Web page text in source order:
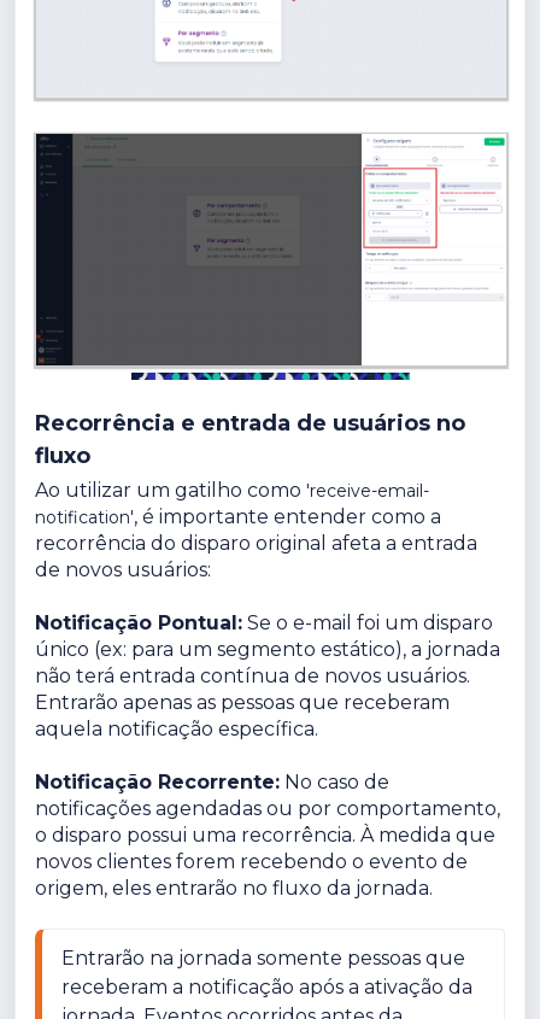
Recorrência e entrada de usuários no
fluxo
Ao utilizar um gatilho como 'receive-email-
notification', é importante entender como a
recorrência do disparo original afeta a entrada
de novos usuários:
Notificação Pontual: Se o e-mail foi um disparo
único (ex: para um segmento estático), a jornada
não terá entrada contínua de novos usuários.
Entrarão apenas as pessoas que receberam
aquela notificação específica.
Notificação Recorrente: No caso de
notificações agendadas ou por comportamento,
o disparo possui uma recorrência. À medida que
novos clientes forem recebendo o evento de
origem, eles entrarão no fluxo da jornada.
Entrarão na jornada somente pessoas que
receberam a notificação após a ativação da